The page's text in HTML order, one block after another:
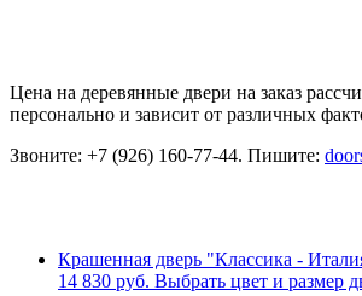
Цена на деревянные двери на заказ
персонально и зависит от различных
Звоните: +7 (926) 160-77-44. Пишите:
Крашенная дверь "Классика -
14 830 руб. Выбрать цвет и размер